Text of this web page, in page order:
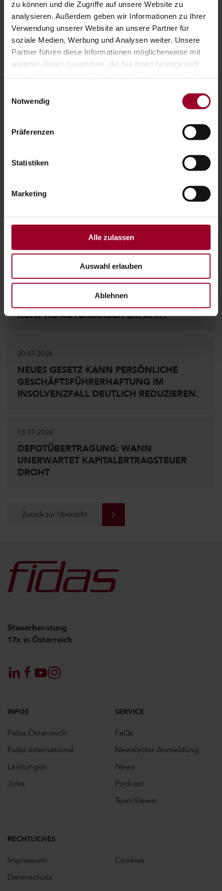
zu können und die Zugriffe auf unsere Website zu
analysieren. Außerdem geben wir Informationen zu Ihrer
Verwendung unserer Website an unsere Partner für
soziale Medien, Werbung und Analysen weiter. Unsere
Partner führen diese Informationen möglicherweise mit
weiteren Daten zusammen, die Sie ihnen bereitgestellt
Impressum
Notwendig
Präferenzen
Statistiken
Marketing
Alle zulassen
Auswahl erlauben
Ablehnen
Sonstiges Steuerrecht Team
Veranstaltungen Was gibt es Neues?
BRANCHEN:
Du hast Fragen zu einem Thema, Wünsche worüber
wir noch berichten dürfen? Dann melde dich für
unseren Newsletter an und bleibe auf dem
Anmelden
WEITERE ARTIKEL:
27.07.2026
KÜNFTIG AUTOMATISCH ERFÄHRT
20.07.2026
NEUES GESETZ KANN PERSÖNLICHE
GESCHÄFTSFÜHRERHAFTUNG IM
INSOLVENZFALL DEUTLICH REDUZIEREN.
13.07.2026
DEPOTÜBERTRAGUNG: WANN
UNERWARTET KAPITALERTRAGSTEUER
DROHT
Zurück zur Übersicht
Steuerberatung
17x in Österreich
INFOS
Fidas Österreich
Fidas International
Leistungen
Jobs
SERVICE
FaQs
Newsletter Anmeldung
News
Podcast
TeamViewer
RECHTLICHES
Impressum
Datenschutz
Cookies